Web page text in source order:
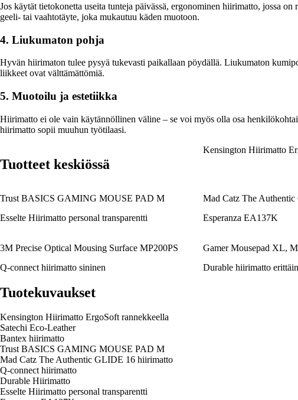
Jos käytät tietokonetta useita tunteja päivässä, ergonominen hiirimatto, jossa
geeli- tai vaahtotäyte, joka mukautuu käden muotoon.
4. Liukumaton pohja
Hyvän hiirimaton tulee pysyä tukevasti paikallaan pöydällä. Liukumaton
liikkeet ovat välttämättömiä.
5. Muotoilu ja estetiikka
Hiirimatto ei ole vain käytännöllinen väline – se voi myös olla osa
hiirimatto sopii muuhun työtilaasi.
Tuotteet keskiössä
Kensington Hiirimatto
Trust BASICS GAMING MOUSE PAD M Mad Catz The
Esselte Hiirimatto personal transparentti
Esperanza EA137K
3M Precise Optical Mousing Surface MP200PS
Gamer Mousepad XL,
Q-connect hiirimatto sininen
Durable hiirimatto
Tuotekuvaukset
Kensington Hiirimatto ErgoSoft rannekkeella
Satechi Eco-Leather
Bantex hiirimatto
Trust BASICS GAMING MOUSE PAD M
Mad Catz The Authentic GLIDE 16 hiirimatto
Q-connect hiirimatto
Durable Hiirimatto
Esselte Hiirimatto personal transparentti